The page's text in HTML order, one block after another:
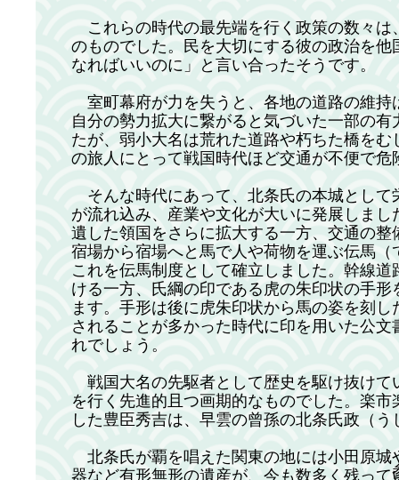
これらの時代の最先端を行く政策の数々は
のものでした。民を大切にする彼の政治を
なればいいのに」と言い合ったそうです。
室町幕府が力を失うと、各地の道路の維持
自分の勢力拡大に繋がると気づいた一部の
たが、弱小大名は荒れた道路や朽ちた橋を
の旅人にとって戦国時代ほど交通が不便で
そんな時代にあって、北条氏の本城として
が流れ込み、産業や文化が大いに発展しま
遺した領国をさらに拡大する一方、交通の
宿場から宿場へと馬で人や荷物を運ぶ伝馬
これを伝馬制度として確立しました。幹線
ける一方、氏綱の印である虎の朱印状の手
ます。手形は後に虎朱印状から馬の姿を刻
されることが多かった時代に印を用いた公
れでしょう。
戦国大名の先駆者として歴史を駆け抜けて
を行く先進的且つ画期的なものでした。楽
した豊臣秀吉は、早雲の曾孫の北条氏政（
北条氏が覇を唱えた関東の地には小田原城
器など有形無形の遺産が、今も数多く残っ